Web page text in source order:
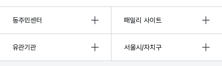
동주민센터 패밀리 사이트
유관기관 서울시/자치구